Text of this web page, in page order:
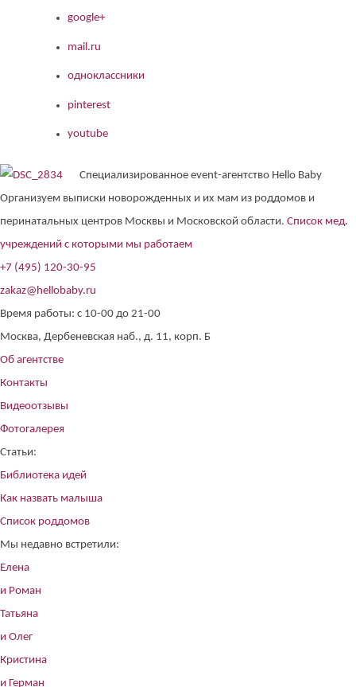
google+
mail.ru
одноклассники
pinterest
youtube
Специализированное event-агентство Hello Baby
Организуем выписки новорожденных и их мам из роддомов и
перинатальных центров Москвы и Московской области. Список мед.
учреждений с которыми мы работаем
+7 (495) 120-30-95
zakaz@hellobaby.ru
Время работы: с 10-00 до 21-00
Москва, Дербеневская наб., д. 11, корп. Б
Об агентстве
Контакты
Видеоотзывы
Фотогалерея
Статьи:
Библиотека идей
Как назвать малыша
Список роддомов
Мы недавно встретили:
Елена
и Роман
Татьяна
и Олег
Кристина
и Герман